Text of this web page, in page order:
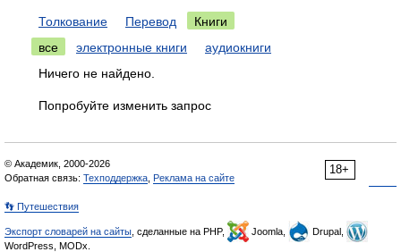
Толкование Перевод
Книги
все
электронные книги
аудиокниги
Ничего не найдено.
Попробуйте изменить запрос
18+
© Академик, 2000-2026
Обратная связь: Техподдержка Реклама на сайте
👣 Путешествия
Экспорт словарей на сайты , сделанные на PHP, Joomla,
Drupal,
WordPress, MODx.